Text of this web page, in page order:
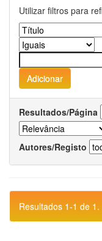
Utilizar filtros para
Resultados/Página
Autores/Registo
Resultados 1-1 de 1.